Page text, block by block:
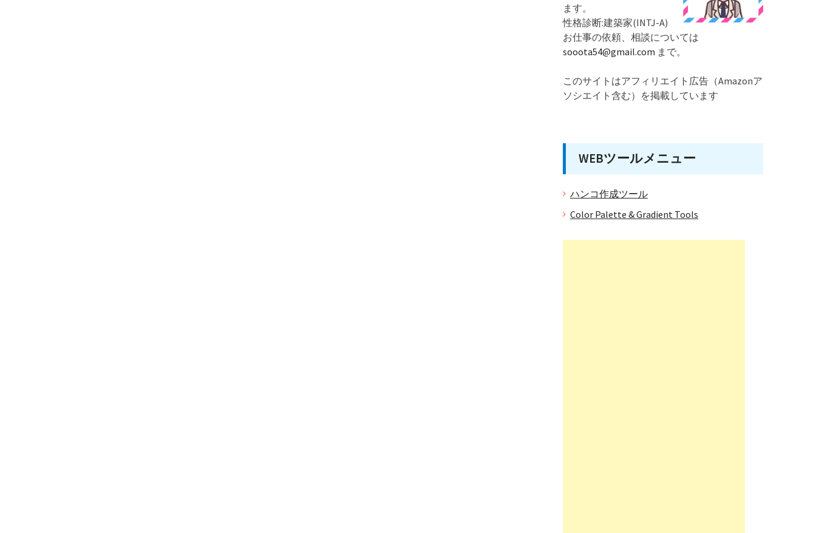
ます。
性格診断:建築家(INTJ-A)
お仕事の依頼、相談については
sooota54@gmail.com まで。
このサイトはアフィリエイト広告（Amazonア
ソシエイト含む）を掲載しています
WEBツールメニュー
ハンコ作成ツール
Color Palette & Gradient Tools